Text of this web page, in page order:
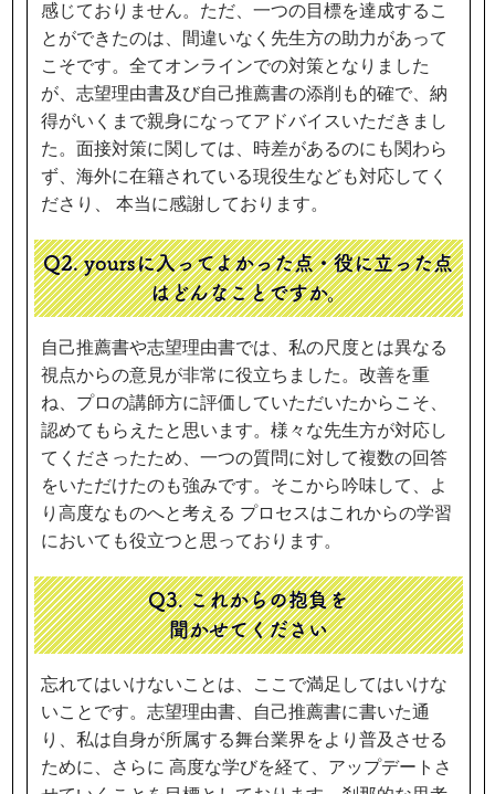
感じておりません。ただ、一つの目標を達成するこ
とができたのは、間違いなく先生方の助力があって
こそです。全てオンラインでの対策となりました
が、志望理由書及び自己推薦書の添削も的確で、納
得がいくまで親身になってアドバイスいただきまし
た。面接対策に関しては、時差があるのにも関わら
ず、海外に在籍されている現役生なども対応してく
ださり、 本当に感謝しております。
Q2. yoursに入ってよかった点・役に立った点
はどんなことですか。
自己推薦書や志望理由書では、私の尺度とは異なる
視点からの意見が非常に役立ちました。改善を重
ね、プロの講師方に評価していただいたからこそ、
認めてもらえたと思います。様々な先生方が対応し
てくださったため、一つの質問に対して複数の回答
をいただけたのも強みです。そこから吟味して、よ
り高度なものへと考える プロセスはこれからの学習
においても役立つと思っております。
Q3. これからの抱負を
聞かせてください
忘れてはいけないことは、ここで満足してはいけな
いことです。志望理由書、自己推薦書に書いた通
り、私は自身が所属する舞台業界をより普及させる
ために、さらに 高度な学びを経て、アップデートさ